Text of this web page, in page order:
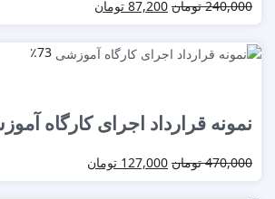
240,000 تومان 87,200 تومان
٪73
نمونه قرارداد اجرای کارگاه
470,000 تومان 127,000 تومان